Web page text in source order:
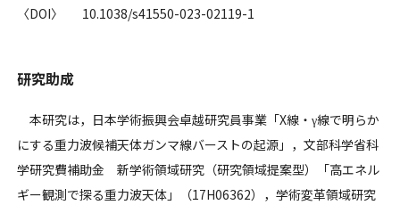
〈DOI〉 10.1038/s41550-023-02119-1
研究助成
本研究は，日本学術振興会卓越研究員事業「X線・γ線で明らか
にする重力波候補天体ガンマ線バーストの起源」，文部科学省科
学研究費補助金 新学術領域研究（研究領域提案型）「高エネル
ギー観測で探る重力波天体」（17H06362），学術変革領域研究